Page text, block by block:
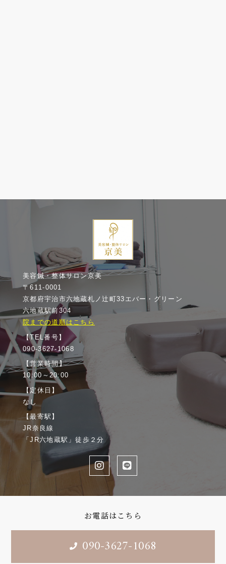
美容鍼・整体サロン京美
〒611-0001
京都府宇治市六地蔵札ノ辻町33エバー・グリーン
六地蔵駅前304
院までの道順はこちら
【TEL番号】
090-3627-1068
【営業時間】
10:00～20:00
【定休日】
なし
【最寄駅】
JR奈良線
「JR六地蔵駅」徒歩２分
お電話はこちら
090-3627-1068